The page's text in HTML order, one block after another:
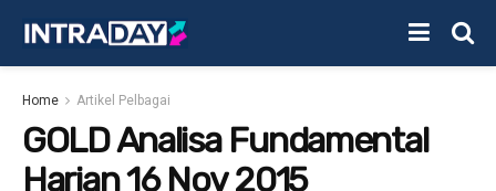
Home Artikel Pelbagai
GOLD Analisa Fundamental
Harian 16 Nov 2015